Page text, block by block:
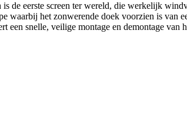
eerste screen ter wereld, die werkelijk
het zonwerende doek voorzien is van
snelle, veilige montage en demontage